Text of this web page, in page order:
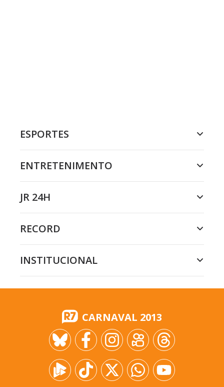
ESPORTES
ENTRETENIMENTO
JR 24H
RECORD
INSTITUCIONAL
CARNAVAL 2013